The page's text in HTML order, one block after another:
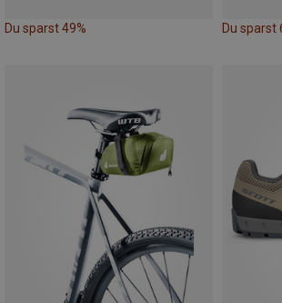
Du sparst 49% Du sparst